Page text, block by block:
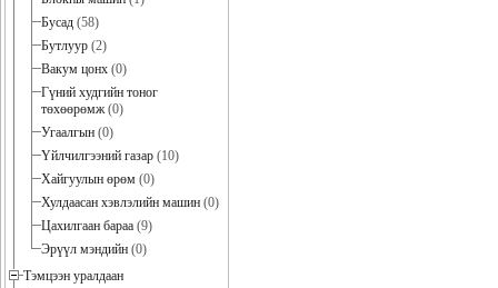
Бусад (58)
Бутлуур (2)
Вакум цонх (0)
Гүний худгийн тоног
төхөөрөмж(0)
Угаалгын (0)
Үйлчилгээний газар (10)
Хайгуулын өрөм (0)
Хулдаасан хэвлэлийн машин (0)
Цахилгаан бараа (9)
Эрүүл мэндийн (0)
Тэмцээн уралдаан